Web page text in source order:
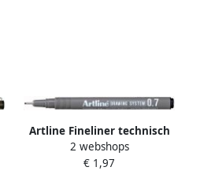
Artline Fineliner technisch
0.7mm zwart
2 webshops
€ 1,97